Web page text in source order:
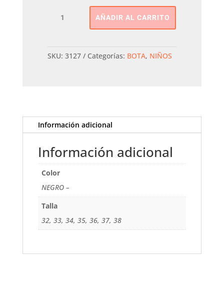
Cordones
cantidad
AÑADIR AL CARRITO
SKU: 3127 Categorías: BOTA, NIÑOS
Información adicional
Información adicional
Color
NEGRO –
Talla
32, 33, 34, 35, 36, 37, 38